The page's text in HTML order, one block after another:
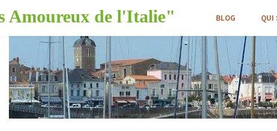
Amoureux de l'Italie" BLOG QUI